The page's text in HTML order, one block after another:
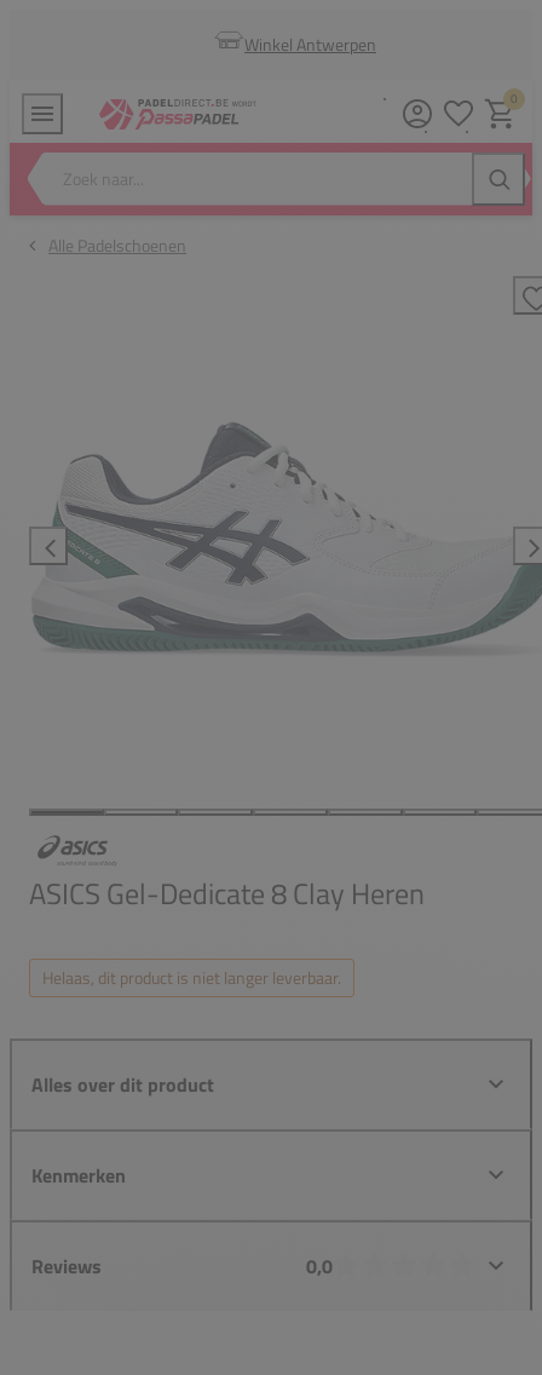
Winkel Antwerpen
Zoek naar...
0
Alle Padelschoenen
ASICS Gel-Dedicate 8 Clay Heren
Helaas, dit product is niet langer leverbaar.
Alles over dit product
Kenmerken
Reviews 0,0